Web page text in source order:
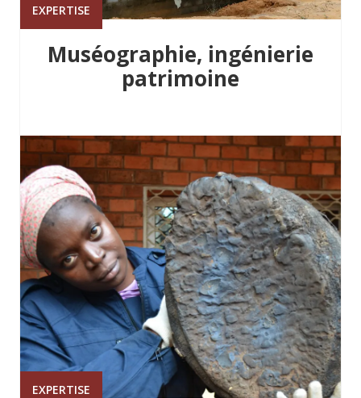
EXPERTISE
Muséographie, ingénierie
patrimoine
EXPERTISE